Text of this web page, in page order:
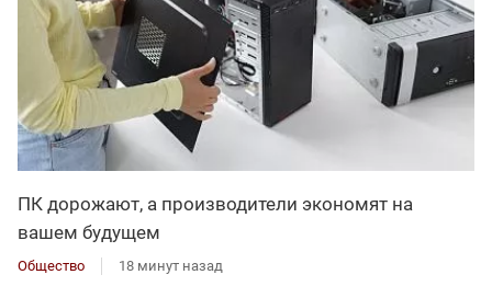
ПК дорожают, а производители экономят на
вашем будущем
Общество 18 минут назад